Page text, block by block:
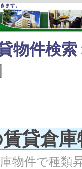
ます。
物件検索
貸倉
物件で種類